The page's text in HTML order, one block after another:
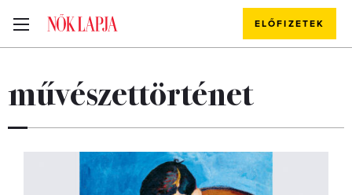
ELŐFIZETEK
művészettörténet